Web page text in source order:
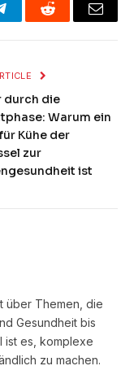
Reddit Email
durch die
Warum ein
Kühe der
zur
ist
über Themen, die
Gesundheit bis
ist es, komplexe
zu machen.